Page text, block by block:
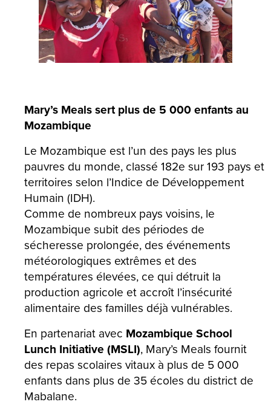
Mary’s Meals sert plus de 5 000 enfants au
Mozambique
Le Mozambique est l’un des pays les plus
pauvres du monde, classé 182e sur 193 pays et
territoires selon l’Indice de Développement
Humain (IDH).
Comme de nombreux pays voisins, le
Mozambique subit des périodes de
sécheresse prolongée, des événements
météorologiques extrêmes et des
températures élevées, ce qui détruit la
production agricole et accroît l’insécurité
alimentaire des familles déjà vulnérables.
En partenariat avec Mozambique School
Lunch Initiative (MSLI), Mary’s Meals fournit
des repas scolaires vitaux à plus de 5 000
enfants dans plus de 35 écoles du district de
Mabalane.